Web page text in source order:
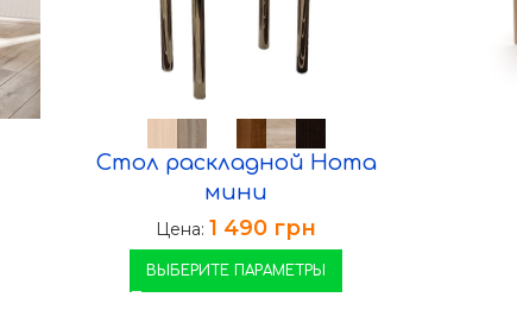
Стол раскладной Нота
мини
Цена:1 490 грн
ВЫБЕРИТЕ ПАРАМЕТРЫ